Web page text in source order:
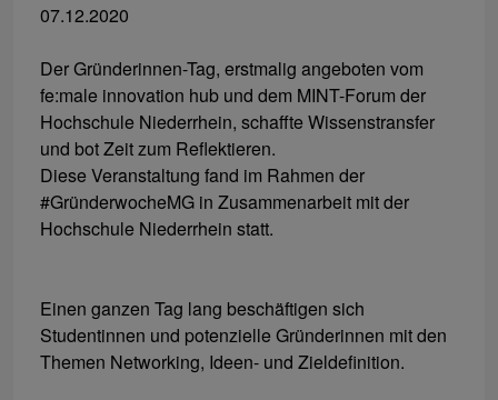
07.12.2020
Der Gründerinnen-Tag, erstmalig angeboten vom
fe:male innovation hub und dem MINT-Forum der
Hochschule Niederrhein, schaffte Wissenstransfer
und bot Zeit zum Reflektieren.
Diese Veranstaltung fand im Rahmen der
#GründerwocheMG in Zusammenarbeit mit der
Hochschule Niederrhein statt.
Einen ganzen Tag lang beschäftigen sich
Studentinnen und potenzielle Gründerinnen mit den
Themen Networking, Ideen- und Zieldefinition.